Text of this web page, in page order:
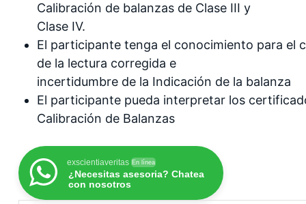
Calibración de balanzas de Clase III y
Clase IV.
El participante tenga el conocimiento para el
de la lectura corregida e
incertidumbre de la Indicación de la balanza
El participante pueda interpretar los
Calibración de Balanzas
exscientiaveritas En línea
¿Necesitas asesoria? Chatea
con nosotros